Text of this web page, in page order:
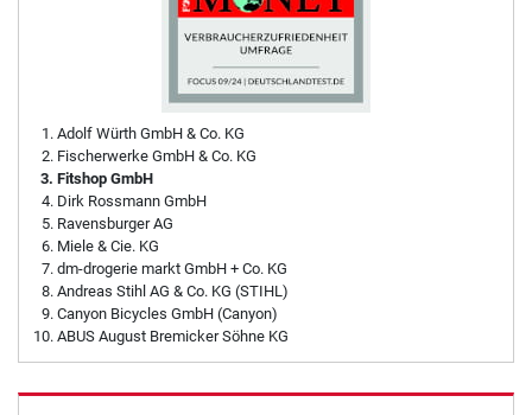
Adolf Würth GmbH & Co. KG
Fischerwerke GmbH & Co. KG
Fitshop GmbH
Dirk Rossmann GmbH
Ravensburger AG
Miele & Cie. KG
dm-drogerie markt GmbH + Co. KG
Andreas Stihl AG & Co. KG (STIHL)
Canyon Bicycles GmbH (Canyon)
ABUS August Bremicker Söhne KG